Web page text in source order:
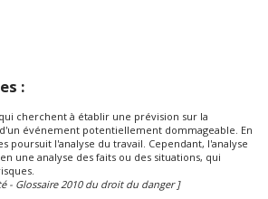
:
cherchent à établir une prévision sur la
événement potentiellement dommageable. En
poursuit l'analyse du travail. Cependant, l'analyse
une analyse des faits ou des situations, qui
- Glossaire 2010 du droit du danger ]